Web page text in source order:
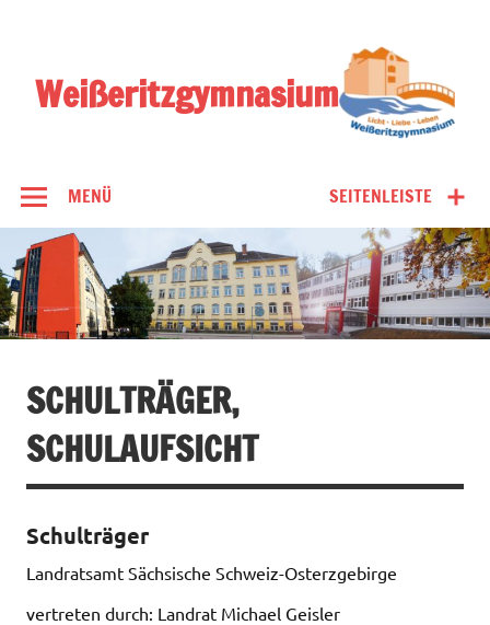
Weißeritzgymnasium
SEITENLEISTE
MENÜ
SCHULTRÄGER,
SCHULAUFSICHT
Schulträger
Landratsamt Sächsische Schweiz-Osterzgebirge
vertreten durch: Landrat Michael Geisler